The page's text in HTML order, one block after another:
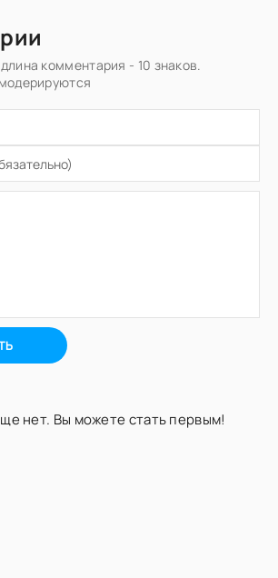
комментария - 10 знаков.
нет. Вы можете стать первым!